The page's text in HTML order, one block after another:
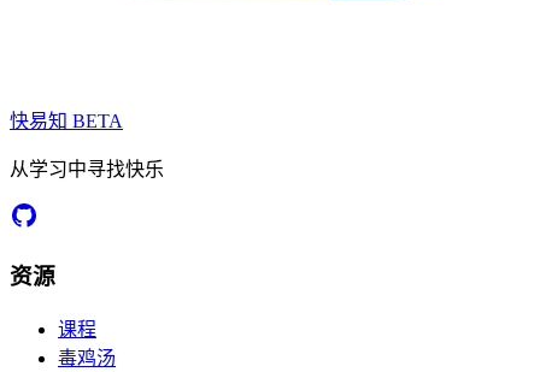
快易知 BETA
从学习中寻找快乐
资源
课程
毒鸡汤